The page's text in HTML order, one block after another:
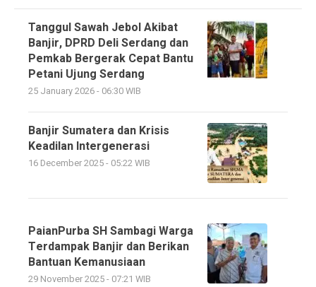
Tanggul Sawah Jebol Akibat
Banjir, DPRD Deli Serdang dan
Pemkab Bergerak Cepat Bantu
Petani Ujung Serdang
25 January 2026 - 06:30 WIB
Banjir Sumatera dan Krisis
Keadilan Intergenerasi
16 December 2025 - 05:22 WIB
PaianPurba SH Sambagi Warga
Terdampak Banjir dan Berikan
Bantuan Kemanusiaan
29 November 2025 - 07:21 WIB